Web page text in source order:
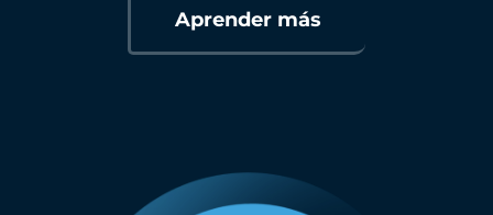
Aprender más